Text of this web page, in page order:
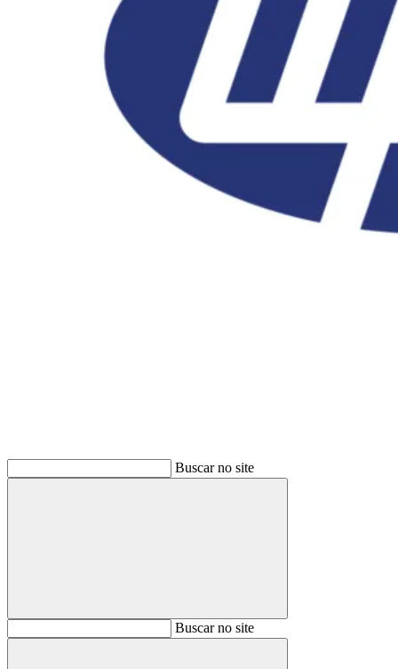
Buscar no site
BuscarBuscar no site